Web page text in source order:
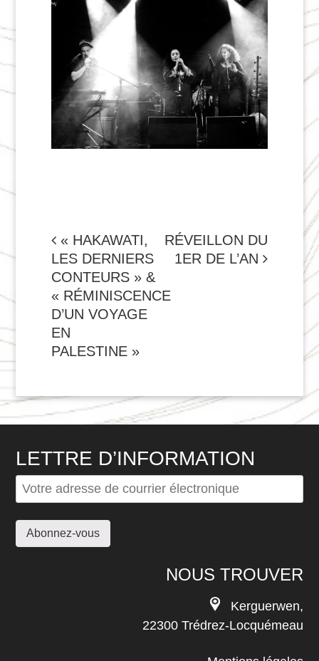
NAVIGATION
DE
L'ARTICLE
« HAKAWATI,
LES DERNIERS
CONTEURS » &
« RÉMINISCENCE
D’UN VOYAGE
EN
PALESTINE »
RÉVEILLON DU
1ER DE L’AN
LETTRE D’INFORMATION
NOUS TROUVER
Kerguerwen,
22300 Trédrez-Locquémeau